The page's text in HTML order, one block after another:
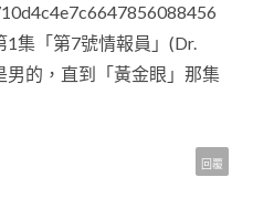
1集「第7號情報員」(Dr.
的，直到「黃金眼」那集
回覆